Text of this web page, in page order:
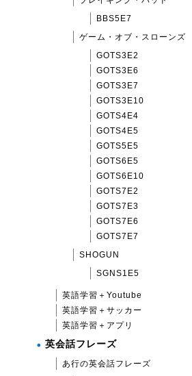
BBS5E7
ゲーム・オブ・スローンズ
GOTS3E2
GOTS3E6
GOTS3E7
GOTS3E10
GOTS4E4
GOTS4E5
GOTS5E5
GOTS6E5
GOTS6E10
GOTS7E2
GOTS7E3
GOTS7E6
GOTS7E7
SHOGUN
SGNS1E5
英語学習＋Youtube
英語学習＋サッカー
英語学習＋アプリ
英会話フレーズ
あ行の英会話フレーズ